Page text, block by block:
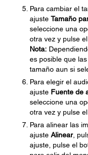
Para cambiar el
ajuste Tamaño
seleccione una
otra vez y pulse
Nota:
es posible que
tamaño aun si
Para elegir el
ajuste Fuente de
seleccione una
otra vez y pulse
Para alinear las
ajuste Alinear,
ajuste, pulse el